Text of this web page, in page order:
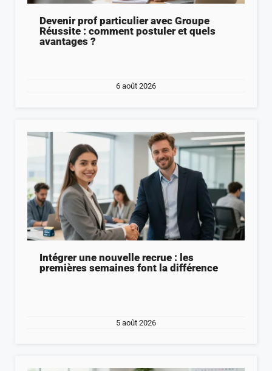
Devenir prof particulier avec Groupe
Réussite : comment postuler et quels
avantages ?
6 août 2026
Intégrer une nouvelle recrue : les
premières semaines font la différence
5 août 2026